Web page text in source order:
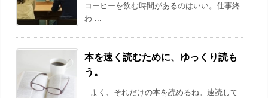
コーヒーを飲む時間があるのはいい。仕事終
わ ...
本を速く読むために、ゆっくり読も
う。
よく、それだけの本を読めるね。速読して